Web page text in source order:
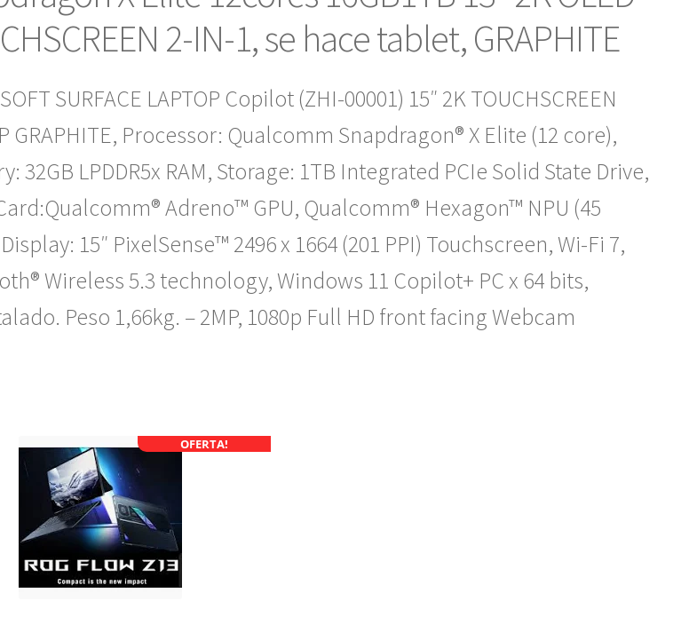
2-IN-1, se hace tablet, GRAPHITE
SURFACE LAPTOP Copilot (ZHI-00001) 15″ 2K TOUCHSCREEN
GRAPHITE, Processor: Qualcomm Snapdragon® X Elite (12 core),
32GB LPDDR5x RAM, Storage: 1TB Integrated PCIe Solid State Drive,
Adreno™ GPU, Qualcomm® Hexagon™ NPU (45
15″ PixelSense™ 2496 x 1664 (201 PPI) Touchscreen, Wi-Fi 7,
Wireless 5.3 technology, Windows 11 Copilot+ PC x 64 bits,
Peso 1,66kg. – 2MP, 1080p Full HD front facing Webcam
OFERTA!